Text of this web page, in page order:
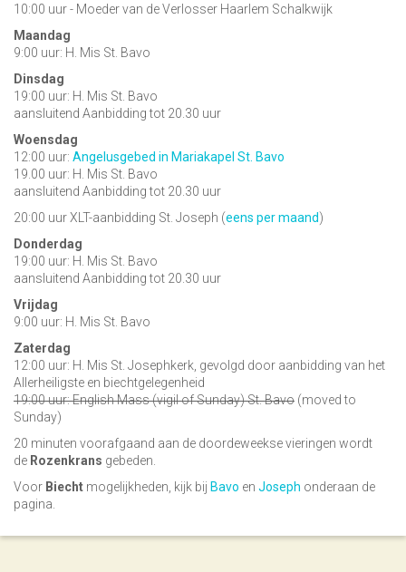
10:00 uur - Moeder van de Verlosser Haarlem Schalkwijk
Maandag
9:00 uur: H. Mis St. Bavo
Dinsdag
19:00 uur: H. Mis St. Bavo
aansluitend Aanbidding tot 20.30 uur
Woensdag
12:00 uur: Angelusgebed in Mariakapel St. Bavo
19.00 uur: H. Mis St. Bavo
aansluitend Aanbidding tot 20.30 uur
20:00 uur XLT-aanbidding St. Joseph (eens per maand)
Donderdag
19:00 uur: H. Mis St. Bavo
aansluitend Aanbidding tot 20.30 uur
Vrijdag
9:00 uur: H. Mis St. Bavo
Zaterdag
12:00 uur: H. Mis St. Josephkerk, gevolgd door aanbidding van het
Allerheiligste en biechtgelegenheid
19:00 uur: English Mass (vigil of Sunday) St. Bavo (moved to
Sunday)
20 minuten voorafgaand aan de doordeweekse vieringen wordt
de Rozenkrans gebeden.
Voor Biecht mogelijkheden, kijk bij Bavo en Joseph onderaan de
pagina.